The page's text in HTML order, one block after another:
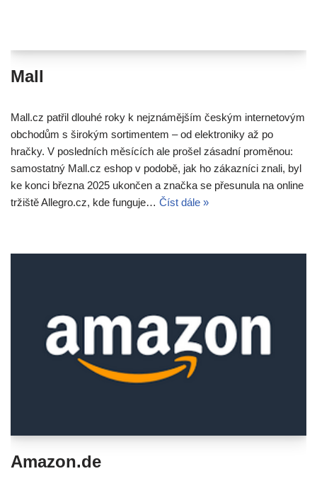
Mall
Mall.cz patřil dlouhé roky k nejznámějším českým internetovým
obchodům s širokým sortimentem – od elektroniky až po
hračky. V posledních měsících ale prošel zásadní proměnou:
samostatný Mall.cz eshop v podobě, jak ho zákazníci znali, byl
ke konci března 2025 ukončen a značka se přesunula na online
tržiště Allegro.cz, kde funguje… Číst dále »
Amazon.de